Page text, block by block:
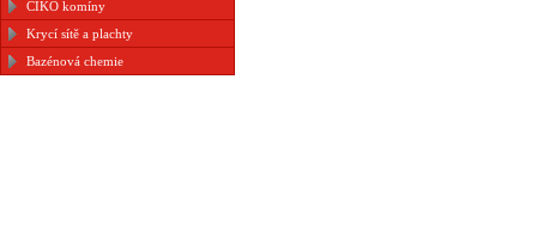
CIKO komíny
Krycí sítě a plachty
Bazénová chemie